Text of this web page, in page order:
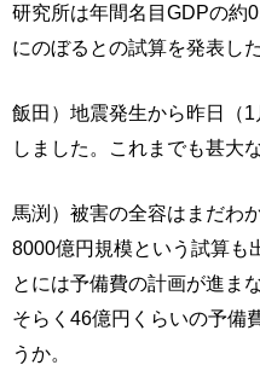
研究所は年間名目GDPの約
にのぼるとの試算を発表した
飯田）地震発生から昨日（
しました。これまでも甚大
馬渕）被害の全容はまだわ
8000億円規模という試算も
とには予備費の計画が進ま
そらく46億円くらいの予備
うか。